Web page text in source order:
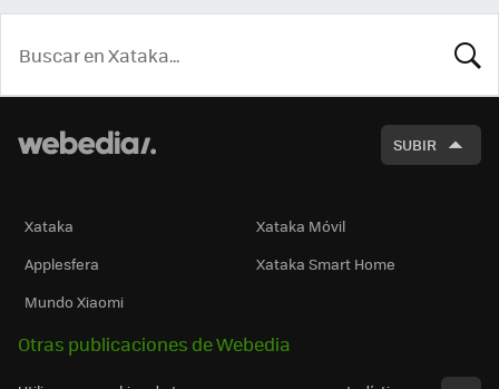
SUBIR
Xataka
Xataka Móvil
Applesfera
Xataka Smart Home
Mundo Xiaomi
Otras publicaciones de Webedia